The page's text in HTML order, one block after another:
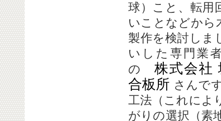
球）こと、転用
いことなどから
製作を検討しま
いした専門業
の 株式会社
合板所 さんで
工法（これによ
がりの選択（素